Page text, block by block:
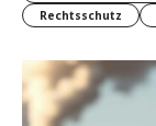
Rechtsschutz